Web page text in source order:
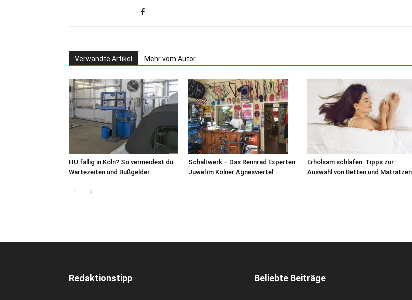
Verwandte Artikel Mehr vom Autor
HU fällig in Köln? So vermeidest du
Wartezeiten und Bußgelder
Schaltwerk – Das Rennrad Experten
Juwel im Kölner Agnesviertel
Erholsam schlafen: Tipps zur
Auswahl von Betten und Matratzen
Redaktionstipp Beliebte Beiträge